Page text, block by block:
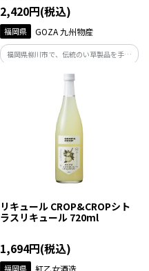
2,420円(税込)
福岡県 GOZA 九州物産
福岡県柳川市で、伝統のい草製品を手が
ラワーです。
リキュール CROP&CROPシト
ラスリキュール 720ml
1,694円(税込)
福岡県